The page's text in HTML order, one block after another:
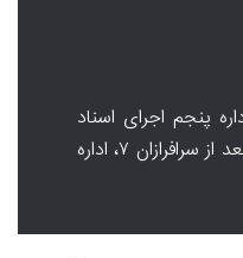
پنجم اجرای اسناد
رسمی تهران: بلوار سرافرازان، بعد از سرافرازان ۷، اداره